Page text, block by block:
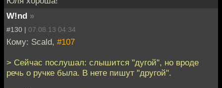
W!nd »
#130 | 07.08.13 04:34
Кому: Scald, #107
> Сейчас послушал: слышится "дугой", но вроде
речь о ручке была. В нете пишут "другой".